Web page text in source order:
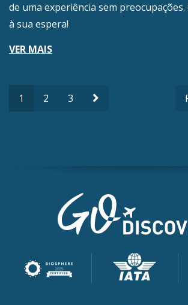
de uma experiência sem
à sua espera!
VER MAIS
1 2 3